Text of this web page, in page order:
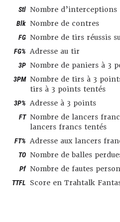
Stl Nombre d’interceptions
Blk Nombre de contres
FG Nombre de tirs réussis
FG% Adresse au tir
3P Nombre de paniers à 3
3PM Nombre de tirs à 3
tirs à 3 points tentés
3P% Adresse à 3 points
FT Nombre de lancers
lancers francs tentés
FT% Adresse aux lancers
TO Nombre de balles
Pf Nombre de fautes
TTFL Score en Trahtalk